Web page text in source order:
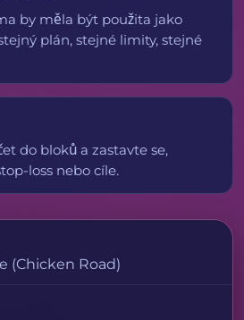
by měla být použita jako
plán, stejné limity, stejné
do bloků a zastavte se,
loss nebo cíle.
(Chicken Road)